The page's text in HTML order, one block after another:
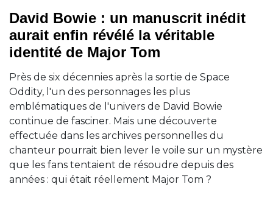
David Bowie : un manuscrit inédit
aurait enfin révélé la véritable
identité de Major Tom
Près de six décennies après la sortie de Space
Oddity, l'un des personnages les plus
emblématiques de l'univers de David Bowie
continue de fasciner. Mais une découverte
effectuée dans les archives personnelles du
chanteur pourrait bien lever le voile sur un mystère
que les fans tentaient de résoudre depuis des
années : qui était réellement Major Tom ?